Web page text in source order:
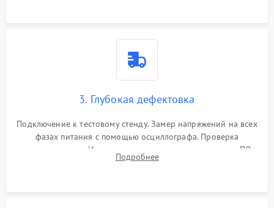
3. Глубокая дефектовка
Подключение к тестовому стенду. Замер напряжений на всех
фазах питания с помощью осциллографа. Проверка
инициализации. Использование специализированного ПО
MATS
Подробнее